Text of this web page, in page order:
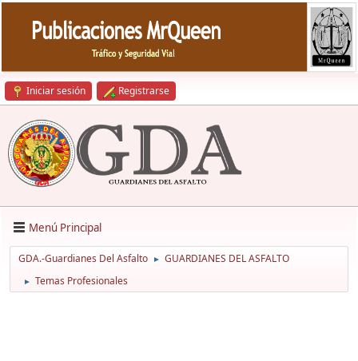
Iniciar sesión Registrarse
Menú Principal
GDA.-Guardianes Del Asfalto ► GUARDIANES DEL ASFALTO
► Temas Profesionales